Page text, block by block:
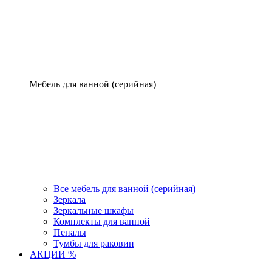
Мебель для ванной (серийная)
Все мебель для ванной (серийная)
Зеркала
Зеркальные шкафы
Комплекты для ванной
Пеналы
Тумбы для раковин
АКЦИИ %